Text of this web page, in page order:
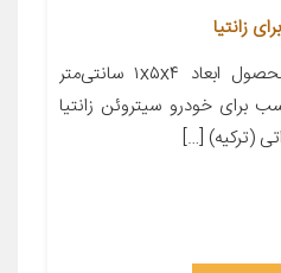
معرفی محصول جزئیات محصول ابعاد ۱x۵x۴ سانتی‌متر
خودرو سیتروئن زانتیا
(ترکیه) […]